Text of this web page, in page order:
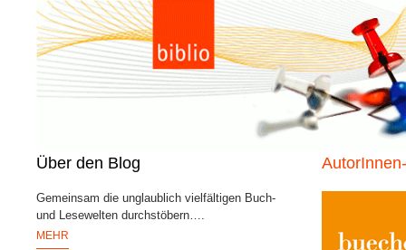
Über den Blog
Gemeinsam die unglaublich vielfältigen Buch-
und Lesewelten durchstöbern….
MEHR